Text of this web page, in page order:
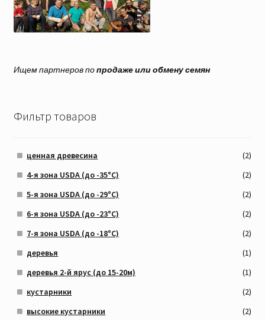
Ищем партнеров попродаже или обмену семян
Фильтр товаров
ценная древесина
(2)
4-я зона USDA (до -35°C)
(2)
5-я зона USDA (до -29°C)
(2)
6-я зона USDA (до -23°C)
(2)
7-я зона USDA (до -18°C)
(2)
деревья
(1)
деревья 2-й ярус (до 15-20м)
(1)
кустарники
(2)
высокие кустарники
(2)